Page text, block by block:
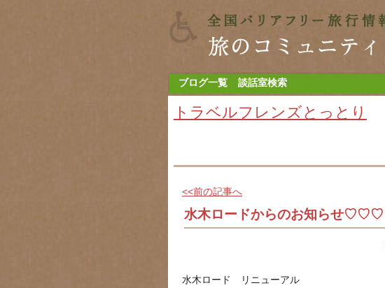
ブログ一覧 談話室検索
トラベルフレンズとっとり
<<前の記事へ
水木ロードからのお知らせ♡♡♡
水木ロード リニューアル